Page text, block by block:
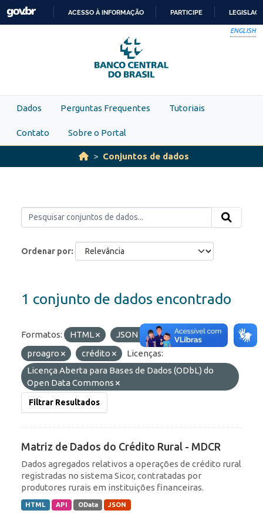
Skip to main content
PARA
O
CONTEÚDO
ACESSO À INFORMAÇÃO PARTICIPE
ENGLISH
Dados Perguntas Frequentes Tutoriais
Contato Sobre o Portal
Conjuntos de dados
Ordenar por
1 conjunto de dados encontrado
Formatos: HTML JSON
Etiquetas:
proagro
crédito
Licenças:
Licença Aberta para Bases de Dados (ODbL) do
Open Data Commons
Filtrar Resultados
Matriz de Dados do Crédito Rural - MDCR
Dados agregados relativos a operações de crédito rural
registradas no sistema Sicor, contratadas por
produtores rurais em instituições financeiras.
HTML API OData JSON